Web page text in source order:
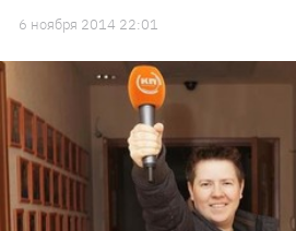
6 ноября 2014 22:01